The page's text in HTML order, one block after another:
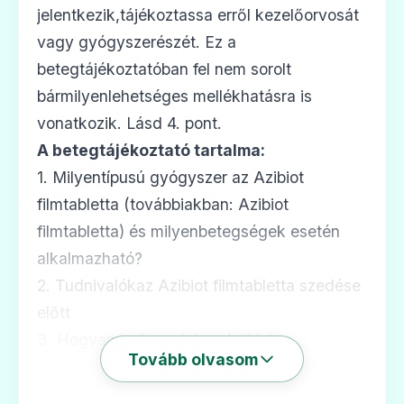
Azithromycin Aramis 500 mg filmtabletta
Ár: —
ADATLAP
💊
Azithromycin Sandoz 40 mg/ml por
belsőleges szuszpenzióhoz
ADATLAP
jelentkezik,tájékoztassa erről kezelőorvosát
vagy gyógyszerészét. Ez a
betegtájékoztatóban fel nem sorolt
bármilyenlehetséges mellékhatásra is
vonatkozik. Lásd 4. pont.
A betegtájékoztató tartalma:
1. Milyentípusú gyógyszer az Azibiot
filmtabletta (továbbiakban: Azibiot
filmtabletta) és milyenbetegségek esetén
alkalmazható?
2. Tudnivalókaz Azibiot filmtabletta szedése
3. Hogyan kell szedni az Azibiot
filmtablettát? Tovább olvasom